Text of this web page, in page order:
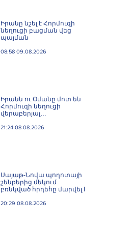
Իրանը նշել է Հորմուզի
նեղուցի բացման վեց
պայման
08:58 09.08.2026
Իրանն ու Օմանը մոտ են
Հորմուզի նեղուցի
վերաբերյալ
հասնելուն. Արաղչի
21:24 08.08.2026
Սայաթ-Նովա պողոտայի
շենքերից մեկում
բռնկված հրդեհը մարվել է
20:29 08.08.2026